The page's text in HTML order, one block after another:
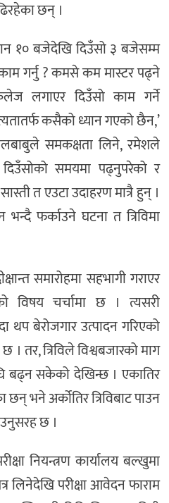
छन् ।
१० बजेदेखि दिउँसो ३ बजेसम्म
गर्नु ? कमसे कम मास्टर पढ्ने
कलेज लगाएर दिउँसो काम गर्ने
कसैको ध्यान गएको छैन,’
समकक्षता लिने, रमेशले
समयमा पढ्नुपरेको र
त एउटा उदाहरण मात्रै हुन् ।
फर्काउने घटना त त्रिविमा
समारोहमा सहभागी गराएर
विषय चर्चामा छ । त्यसरी
थप बेरोजगार उत्पादन गरिएको
। तर, त्रिविले विश्वबजारको माग
बढ्न सकेको देखिन्छ । एकातिर
छन् भने अर्कोतिर त्रिविबाट पाउन
छ ।
नियन्त्रण कार्यालय बल्खुमा
लिनेदेखि परीक्षा आवेदन फाराम